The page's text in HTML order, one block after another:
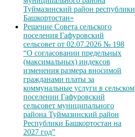
Туймазинский район республики
Башкортостан»
Решение Совета сельского
поселения Гафуровский
сельсовет от 02.07.2026 № 198
“О согласовании предельных
(максимальных) индексов
изменения размера вносимой
гражданами платы за
коммунальные услуги в сельском
поселении Гафуровский
сельсовет муниципального
района Туймазинский район
Республики Башкортостан на
2027 год”